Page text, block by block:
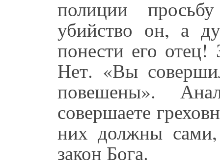
полиции
убийство он, а
понести его отец!
Нет. «Вы
повешены».
совершаете
них должны
закон Бога.